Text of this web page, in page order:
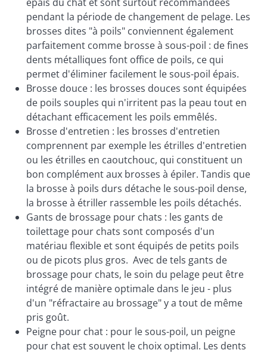
pendant la période de changement de pelage. Les
brosses dites "à poils" conviennent également
parfaitement comme brosse à sous-poil : de fines
dents métalliques font office de poils, ce qui
permet d'éliminer facilement le sous-poil épais.
Brosse douce : les brosses douces sont équipées
de poils souples qui n'irritent pas la peau tout en
détachant efficacement les poils emmêlés.
Brosse d'entretien : les brosses d'entretien
comprennent par exemple les étrilles d'entretien
ou les étrilles en caoutchouc, qui constituent un
bon complément aux brosses à épiler. Tandis que
la brosse à poils durs détache le sous-poil dense,
la brosse à étriller rassemble les poils détachés.
Gants de brossage pour chats : les gants de
toilettage pour chats sont composés d'un
matériau flexible et sont équipés de petits poils
ou de picots plus gros. Avec de tels gants de
brossage pour chats, le soin du pelage peut être
intégré de manière optimale dans le jeu - plus
d'un "réfractaire au brossage" y a tout de même
pris goût.
Peigne pour chat : pour le sous-poil, un peigne
pour chat est souvent le choix optimal. Les dents